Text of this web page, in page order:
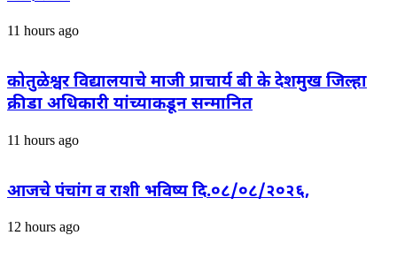
11 hours ago
कोतुळेश्वर विद्यालयाचे माजी प्राचार्य बी के देशमुख जिल्हा
क्रीडा अधिकारी यांच्याकडून सन्मानित
11 hours ago
आजचे पंचांग व राशी भविष्य दि.०८/०८/२०२६,
12 hours ago